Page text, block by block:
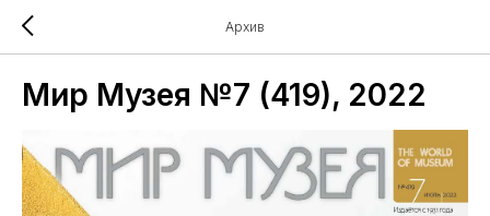
Архив
Мир Музея №7 (419), 2022